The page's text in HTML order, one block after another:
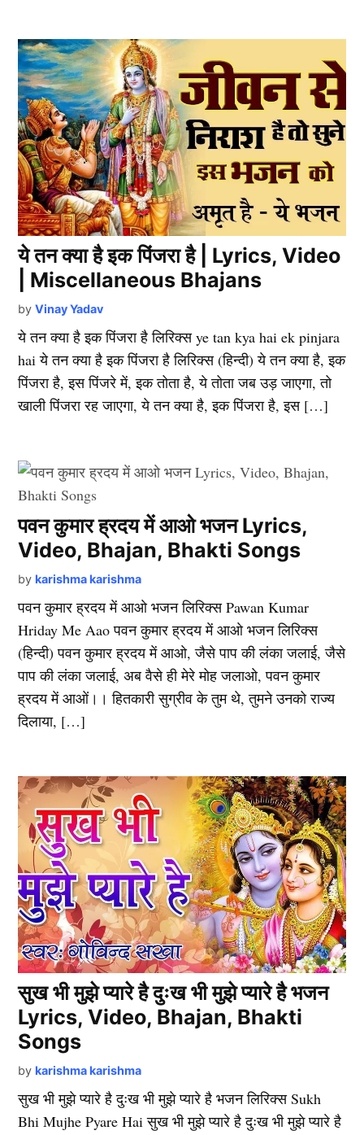
ये तन क्या है इक पिंजरा है | Lyrics, Video
| Miscellaneous Bhajans
by Vinay Yadav
ये तन क्या है इक पिंजरा है लिरिक्स ye tan kya hai ek pinjara
hai ये तन क्या है इक पिंजरा है लिरिक्स (हिन्दी) ये तन क्या है, इक
पिंजरा है, इस पिंजरे में, इक तोता है, ये तोता जब उड़ जाएगा, तो
खाली पिंजरा रह जाएगा, ये तन क्या है, इक पिंजरा है, इस […]
पवन कुमार ह्रदय में आओ भजन Lyrics,
Video, Bhajan, Bhakti Songs
by karishma karishma
पवन कुमार ह्रदय में आओ भजन लिरिक्स Pawan Kumar
Hriday Me Aao पवन कुमार ह्रदय में आओ भजन लिरिक्स
(हिन्दी) पवन कुमार ह्रदय में आओ, जैसे पाप की लंका जलाई, जैसे
पाप की लंका जलाई, अब वैसे ही मेरे मोह जलाओ, पवन कुमार
ह्रदय में आओं।। हितकारी सुग्रीव के तुम थे, तुमने उनको राज्य
दिलाया, […]
सुख भी मुझे प्यारे है दुःख भी मुझे प्यारे है भजन
Lyrics, Video, Bhajan, Bhakti
Songs
by karishma karishma
सुख भी मुझे प्यारे है दुःख भी मुझे प्यारे है भजन लिरिक्स Sukh
Bhi Mujhe Pyare Hai सुख भी मुझे प्यारे है दुःख भी मुझे प्यारे है